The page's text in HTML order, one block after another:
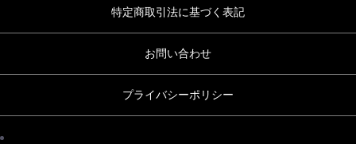
特定商取引法に基づく表記
お問い合わせ
プライバシーポリシー